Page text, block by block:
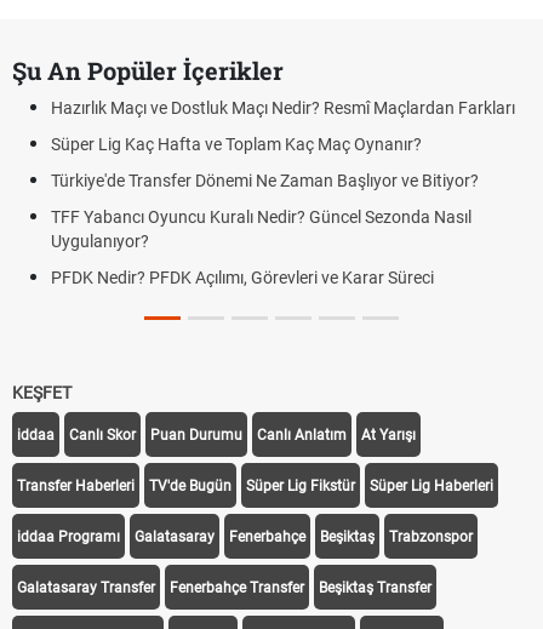
Şu An Popüler İçerikler
Hazırlık Maçı ve Dostluk Maçı Nedir? Resmî Maçlardan Farkları
Süper Lig Kaç Hafta ve Toplam Kaç Maç Oynanır?
Türkiye'de Transfer Dönemi Ne Zaman Başlıyor ve Bitiyor?
TFF Yabancı Oyuncu Kuralı Nedir? Güncel Sezonda Nasıl
Uygulanıyor?
PFDK Nedir? PFDK Açılımı, Görevleri ve Karar Süreci
KEŞFET
iddaa Canlı Skor Puan Durumu Canlı Anlatım At Yarışı
Transfer Haberleri TV'de Bugün Süper Lig Fikstür Süper Lig Haberleri
iddaa Programı Galatasaray Fenerbahçe Beşiktaş Trabzonspor
Galatasaray Transfer Fenerbahçe Transfer Beşiktaş Transfer